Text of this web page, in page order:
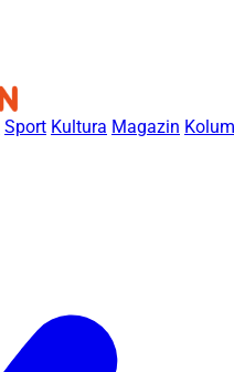
Sport Kultura Magazin